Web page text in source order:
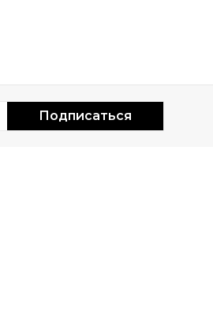
Подписаться